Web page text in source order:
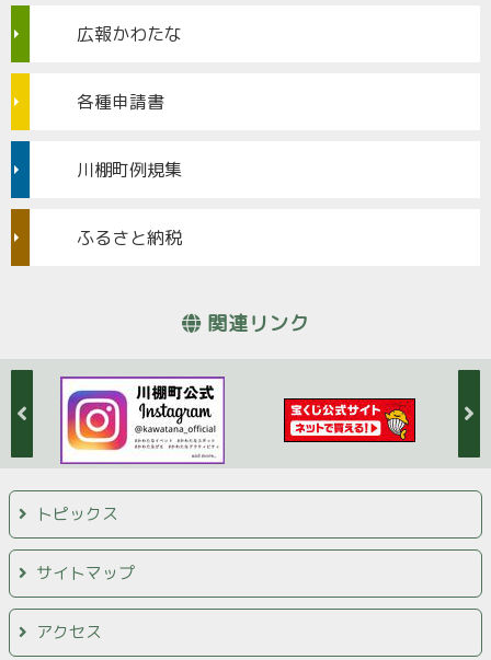
広報かわたな
各種申請書
川棚町例規集
ふるさと納税
関連リンク
トピックス
サイトマップ
アクセス